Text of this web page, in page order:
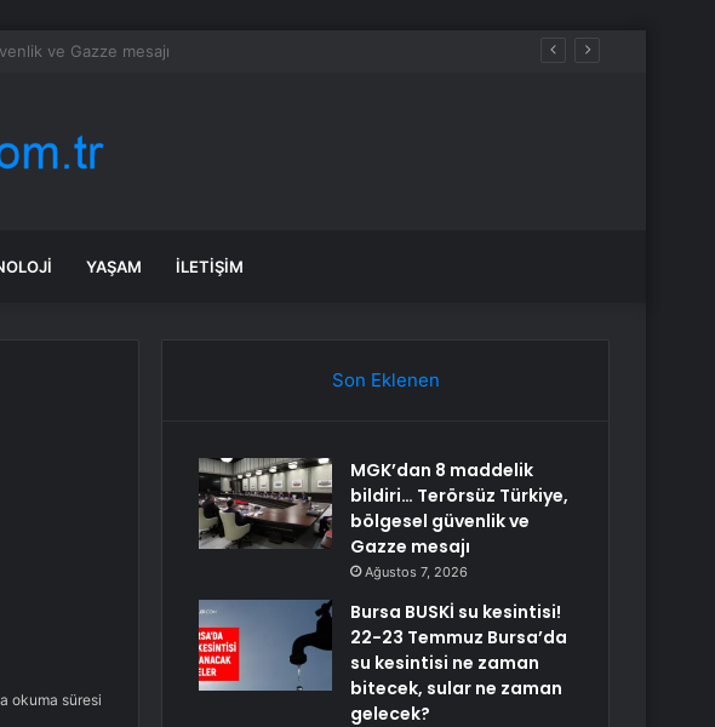
ne zaman bitecek, sular ne zaman gelecek?
YAŞAM İLETIŞIM
okuma süresi
Son Eklenen
MGK’dan 8 maddelik
bildiri… Terörsüz Türkiye,
bölgesel güvenlik ve
Gazze mesajı
Ağustos 7, 2026
Bursa BUSKİ su kesintisi!
22-23 Temmuz Bursa’da
su kesintisi ne zaman
bitecek, sular ne zaman
gelecek?